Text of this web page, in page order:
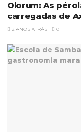
Olorum: As
carregadas de
2 ANOS ATRÁS 0